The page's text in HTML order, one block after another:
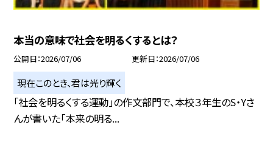
本当の意味で社会を明るくするとは？
公開日 2026/07/06 更新日 2026/07/06
現在このとき、君は光り輝く
「社会を明るくする運動」の作文部門で、本校３年生のS・Yさ
んが書いた「本来の明る...